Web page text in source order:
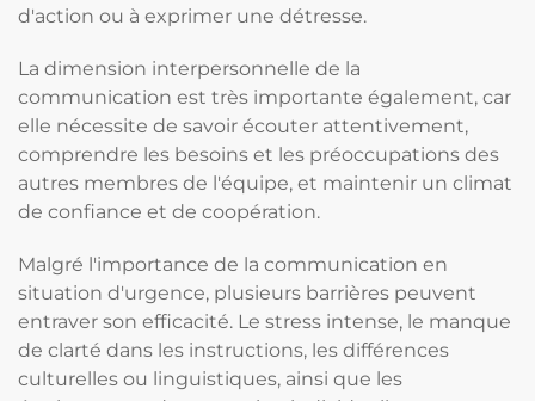
d'action ou à exprimer une détresse.
La dimension interpersonnelle de la
communication est très importante également, car
elle nécessite de savoir écouter attentivement,
comprendre les besoins et les préoccupations des
autres membres de l'équipe, et maintenir un climat
de confiance et de coopération.
Malgré l'importance de la communication en
situation d'urgence, plusieurs barrières peuvent
entraver son efficacité. Le stress intense, le manque
de clarté dans les instructions, les différences
culturelles ou linguistiques, ainsi que les